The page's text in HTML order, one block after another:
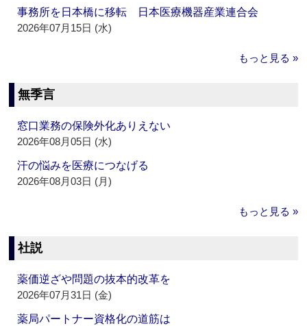
事務所を日本橋に移転 日本医療機器産業連合会
2026年07月15日 (水)
もっと見る »
無季言
窓口業務の保険外化ありえない
2026年08月05日 (水)
汗の悩みを医療につなげる
2026年08月03日 (月)
もっと見る »
社説
薬価逆ざや問題の抜本的改革を
2026年07月31日 (金)
薬局パートナー資格化の道筋は